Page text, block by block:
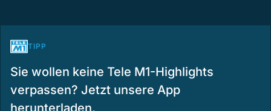
TIPP
Sie wollen keine Tele M1-Highlights
verpassen? Jetzt unsere App
herunterladen.